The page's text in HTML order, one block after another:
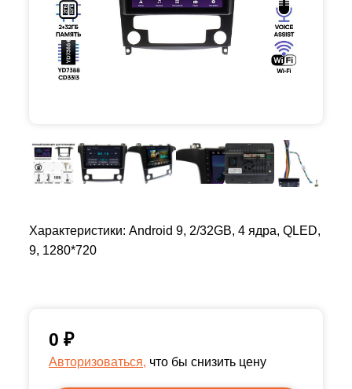
Характеристики: Android 9, 2/32GB, 4 ядра, QLED,
9, 1280*720
0 ₽
Авторизоваться, что бы снизить цену